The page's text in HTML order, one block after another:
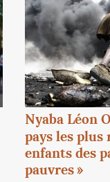
Nyaba Léon
pays les
enfants des
pauvres »